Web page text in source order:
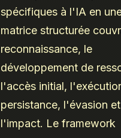
spécifiques à l'IA en
matrice structurée
reconnaissance, le
développement de
l'accès initial,
persistance, l'évasion et
l'impact. Le framework